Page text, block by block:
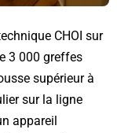
CHOI sur
3 000 greffes
supérieur à
sur la ligne
appareil